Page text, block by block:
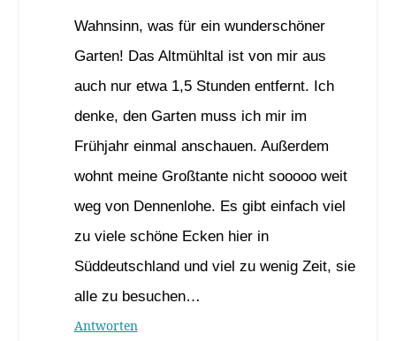
Wahnsinn, was für ein wunderschöner
Garten! Das Altmühltal ist von mir aus
auch nur etwa 1,5 Stunden entfernt. Ich
denke, den Garten muss ich mir im
Frühjahr einmal anschauen. Außerdem
wohnt meine Großtante nicht sooooo weit
weg von Dennenlohe. Es gibt einfach viel
zu viele schöne Ecken hier in
Süddeutschland und viel zu wenig Zeit, sie
alle zu besuchen…
Antworten